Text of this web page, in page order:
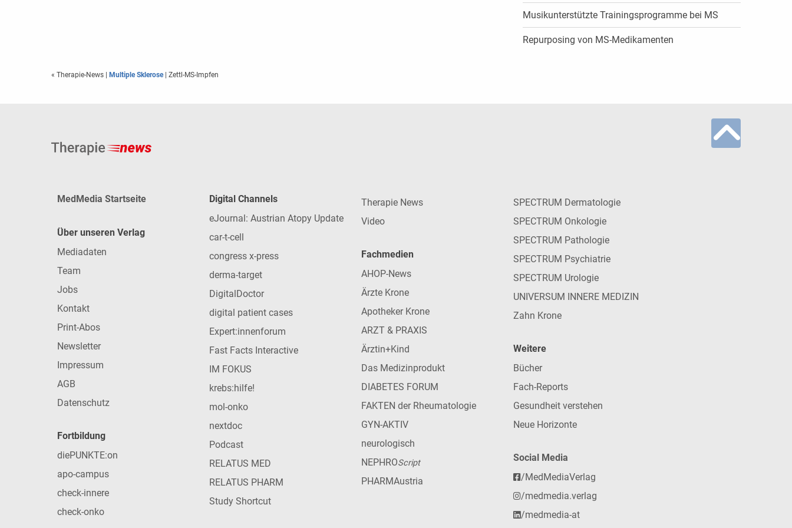
Musikunterstützte Trainingsprogramme bei MS
Repurposing von MS-Medikamenten
« Therapie-News Multiple Sklerose| Zettl-MS-Impfen
MedMedia Startseite
Über unseren Verlag
Mediadaten
Team
Jobs
Kontakt
Print-Abos
Newsletter
Impressum
AGB
Datenschutz
Fortbildung
diePUNKTE:on
apo-campus
check-innere
check-onko
Digital Channels
eJournal: Austrian Atopy Update
car-t-cell
congress x-press
derma-target
DigitalDoctor
digital patient cases
Expert:innenforum
Fast Facts Interactive
IM FOKUS
krebs:hilfe!
mol-onko
nextdoc
Podcast
RELATUS MED
RELATUS PHARM
Study Shortcut
Therapie News
Video
Fachmedien
AHOP-News
Ärzte Krone
Apotheker Krone
ARZT & PRAXIS
Ärztin+Kind
Das Medizinprodukt
DIABETES FORUM
FAKTEN der Rheumatologie
GYN-AKTIV
neurologisch
NEPHROScript
PHARMAustria
SPECTRUM Dermatologie
SPECTRUM Onkologie
SPECTRUM Pathologie
SPECTRUM Psychiatrie
SPECTRUM Urologie
UNIVERSUM INNERE MEDIZIN
Zahn Krone
Weitere
Bücher
Fach-Reports
Gesundheit verstehen
Neue Horizonte
Social Media
/MedMediaVerlag
/medmedia.verlag
/medmedia-at